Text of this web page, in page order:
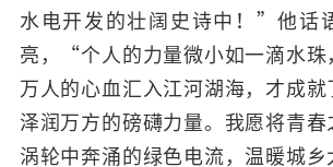
水电开发的壮阔史诗中！”他话
亮，“个人的力量微小如一滴水珠
万人的心血汇入江河湖海，才成就
泽润万方的磅礴力量。我愿将青春
涡轮中奔涌的绿色电流，温暖城乡